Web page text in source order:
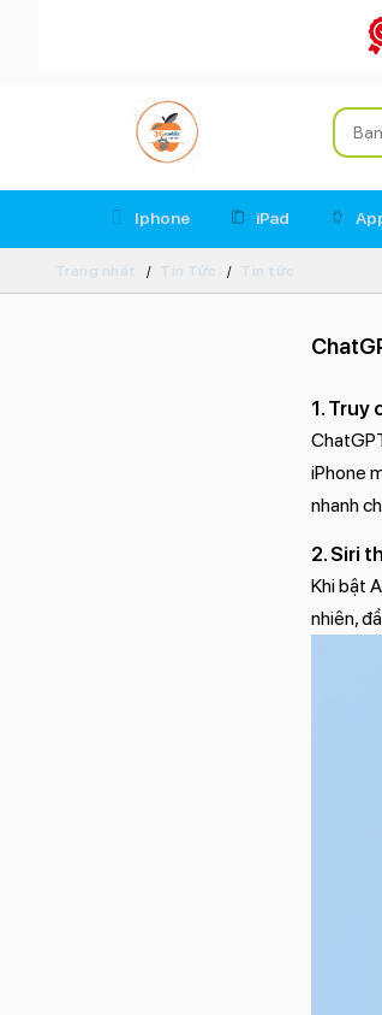
Iphone iPad
Trang nhất Tin Tức Tin tức
1. Truy
iPhone
nhanh
2. Siri
Khi bật
nhiên,